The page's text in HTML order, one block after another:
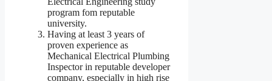
program fom reputable
university.
Having at least 3 years of
proven experience as
Mechanical Electrical Plumbing
Inspector in reputable developer
company, especially in high rise